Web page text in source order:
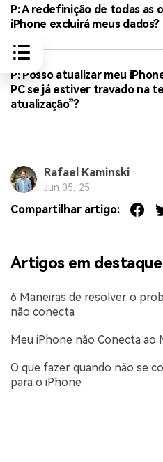
P: A redefinição de todas as
iPhone excluirá meus dados?
P: Posso atualizar meu
PC se já estiver travado na
atualização”?
Rafael Kaminski
Jun 05, 25
Compartilhar artigo:
Artigos em destaque
6 Maneiras de resolver o
não conecta
Meu iPhone não Conecta ao
O que fazer quando não se
para o iPhone